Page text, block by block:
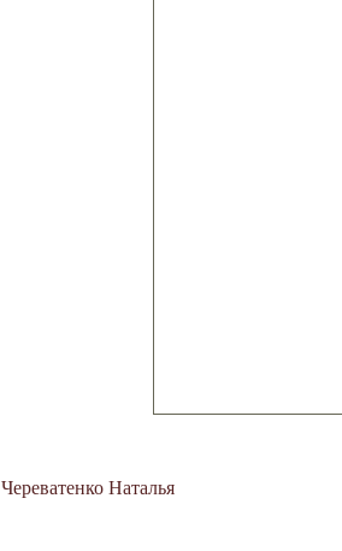
Череватенко Наталья